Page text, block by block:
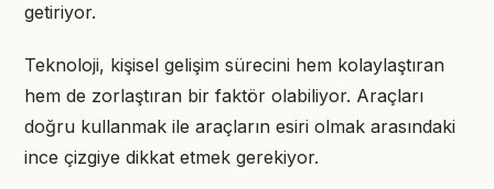
getiriyor.
Teknoloji, kişisel gelişim sürecini hem kolaylaştıran
hem de zorlaştıran bir faktör olabiliyor. Araçları
doğru kullanmak ile araçların esiri olmak arasındaki
ince çizgiye dikkat etmek gerekiyor.